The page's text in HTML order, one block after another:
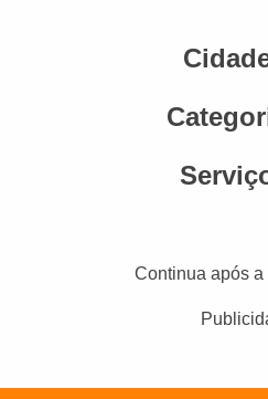
Continua após